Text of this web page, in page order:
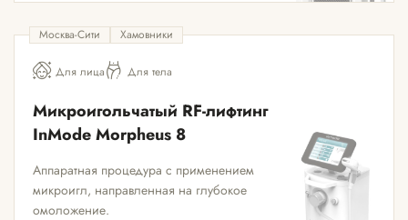
Москва-Сити Хамовники
Для лица Для тела
Микроигольчатый RF-лифтинг
InMode Morpheus 8
Аппаратная процедура с применением
микроигл, направленная на глубокое
омоложение.